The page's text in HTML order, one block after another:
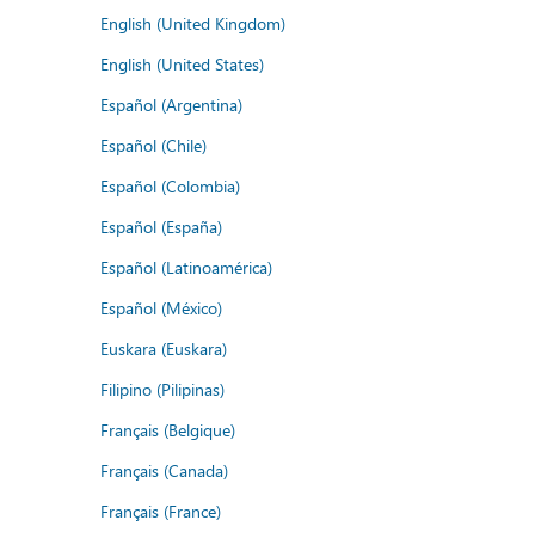
English (United Kingdom)
English (United States)
Español (Argentina)
Español (Chile)
Español (Colombia)
Español (España)
Español (Latinoamérica)
Español (México)
Euskara (Euskara)
Filipino (Pilipinas)
Français (Belgique)
Français (Canada)
Français (France)